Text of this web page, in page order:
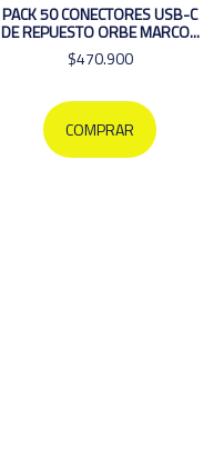
PACK 50 CONECTORES USB-C
DE REPUESTO ORBE MARCO...
$470.900
COMPRAR